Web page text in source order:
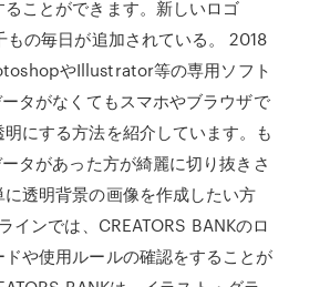
ることができます。新しいロゴ
もの毎日が追加されている。 2018
やIllustrator等の専用ソフト
タがなくてもスマホやブラウザで
にする方法を紹介しています。も
タがあった方が綺麗に切り抜きさ
透明背景の画像を作成したい方
インでは、CREATORS BANKのロ
ドや使用ルールの確認をすることが